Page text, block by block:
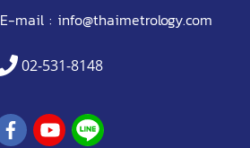
E-mail : info@thaimetrology.com
02-531-8148